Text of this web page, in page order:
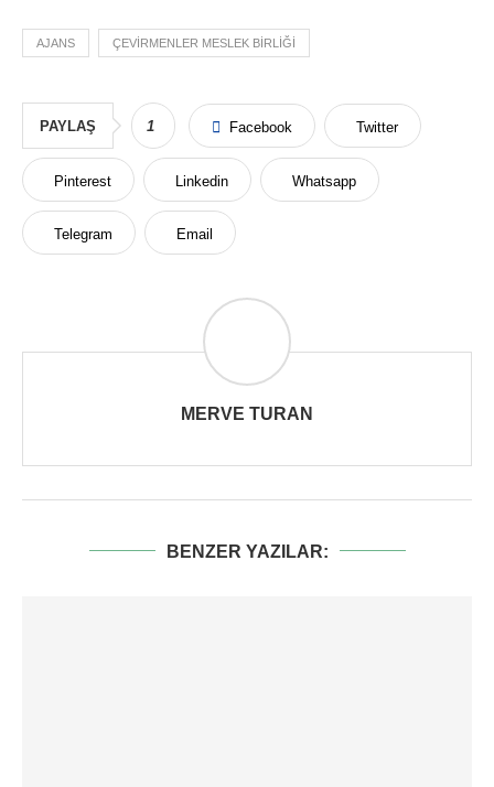
AJANS ÇEVIRMENLER MESLEK BIRLIĞI
PAYLAŞ 1 Facebook Twitter
Pinterest Linkedin Whatsapp
Telegram Email
MERVE TURAN
BENZER YAZILAR: